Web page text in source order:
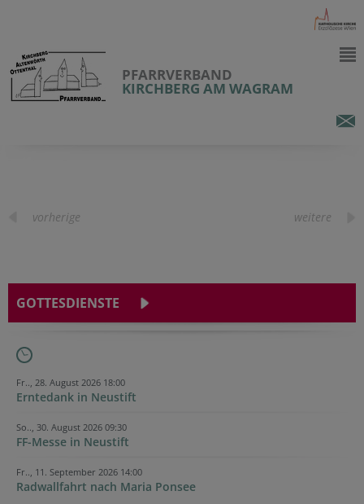
PFARRVERBAND
KIRCHBERG AM WAGRAM
vorherige weitere
GOTTESDIENSTE
Fr.., 28. August 2026 18:00
Erntedank in Neustift
So.., 30. August 2026 09:30
FF-Messe in Neustift
Fr.., 11. September 2026 14:00
Radwallfahrt nach Maria Ponsee